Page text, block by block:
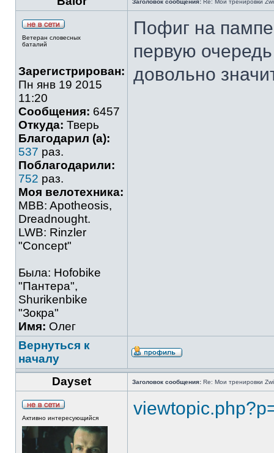
Заголовок сообщения: Re: Мои тренировки
Ветеран словесных
баталий
Зарегистрирован:
Пн янв 19 2015
11:20
Сообщения: 6457
Откуда: Тверь
Благодарил (а):
537 раз.
Поблагодарили:
752 раз.
Моя велотехника:
MBB: Apotheosis,
Dreadnought.
LWB: Rinzler
"Concept"
Была: Hofobike
"Пантера",
Shurikenbike
"Зокра"
Имя: Олег
Пофиг на
первую
довольно
Вернуться к
началу
Dayset
Заголовок сообщения: Re: Мои тренировки
Активно интересующийся